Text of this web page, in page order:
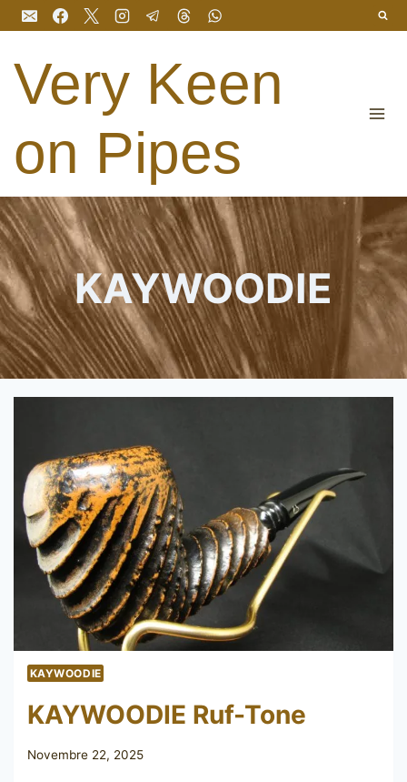
Salta
al
contenuto
Very Keen
on Pipes
KAYWOODIE
KAYWOODIE
KAYWOODIE Ruf-Tone
Novembre 22, 2025